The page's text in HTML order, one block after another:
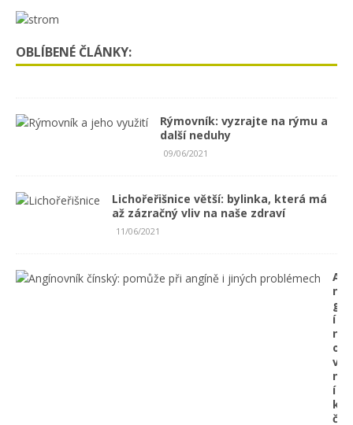
OBLÍBENÉ ČLÁNKY:
Rýmovník: vyzrajte na rýmu a
další neduhy
09/06/2021
Lichořeřišnice větší: bylinka, která má
až zázračný vliv na naše zdraví
11/06/2021
A
n
g
í
n
o
v
n
í
k
č